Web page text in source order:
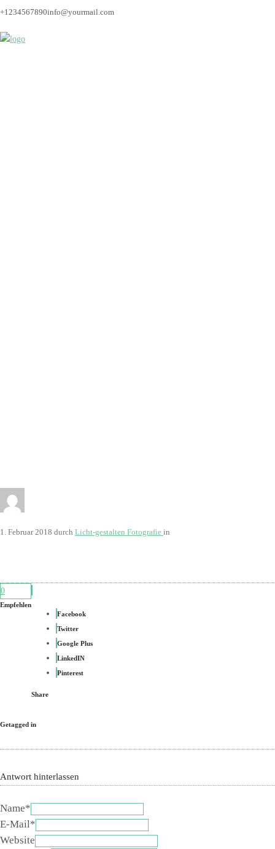
+1234567890info@yourmail.com
1. Februar 2018 durch Licht-gestalten Fotografie in
0
Empfehlen
Facebook
Twitter
Google Plus
LinkedIN
Pinterest
Share
Getagged in
Antwort hinterlassen
Name*
E-Mail*
Website